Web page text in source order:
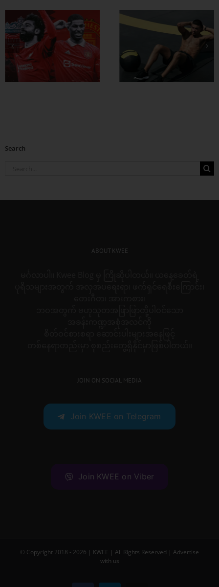
ထိထိရောက်ရောက်
ဗိုက်ခေါက် အဆီ
တွေ ချဖို့
Search
ABOUT KWEE
JOIN ON SOCIAL MEDIA
Join KWEE on Telegram
Join KWEE on Viber
© Copyright 2018 - 2026 | KWEE | All Rights Reserved | Advertise
with us